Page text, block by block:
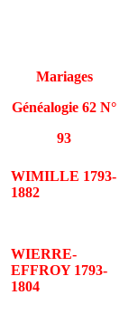
Mariages
Généalogie 62 N°
93
WIMILLE 1793-
1882
WIERRE-
EFFROY 1793-
1804